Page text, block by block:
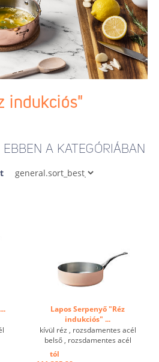
indukciós"
A KATEGÓRIÁBAN
Lapos Serpenyő "Réz
indukciós" ...
kívül réz , rozsdamentes acél
belső , rozsdamentes acél
tól